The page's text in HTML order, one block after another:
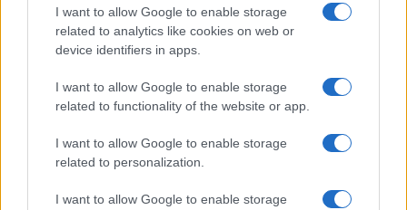
I want to allow Google to enable storage
related to analytics like cookies on web or
device identifiers in apps.
I want to allow Google to enable storage
related to functionality of the website or app.
I want to allow Google to enable storage
related to personalization.
I want to allow Google to enable storage
Pinchos de queso y chorizo o prosciutto: ingredientes
y preparación
Tortilla de piadina: receta rápida y sabrosa para todos
los gustos
Ideas creativas de tapas para acompañar vermut y
bebidas sin alcohol